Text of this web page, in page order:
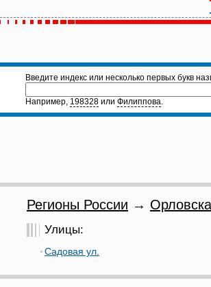
Введите индекс или несколько первых букв
Например, 198328 или Филиппова.
Регионы России →
Улицы:
Садовая ул.